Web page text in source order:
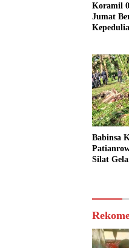
Koramil
Jumat
Babinsa
Silat